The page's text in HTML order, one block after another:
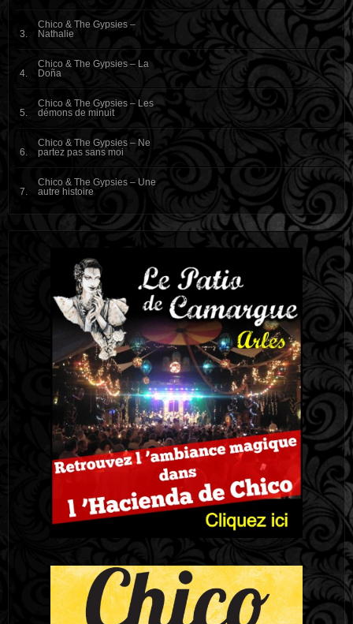
Chico & The Gypsies –
Nathalie
Chico & The Gypsies – La
Doña
Chico & The Gypsies – Les
démons de minuit
Chico & The Gypsies – Ne
partez pas sans moi
Chico & The Gypsies – Une
autre histoire